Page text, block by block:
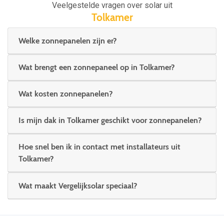
Veelgestelde vragen over solar uit
Tolkamer
Welke zonnepanelen zijn er?
Wat brengt een zonnepaneel op in Tolkamer?
Wat kosten zonnepanelen?
Is mijn dak in Tolkamer geschikt voor zonnepanelen?
Hoe snel ben ik in contact met installateurs uit
Tolkamer?
Wat maakt Vergelijksolar speciaal?